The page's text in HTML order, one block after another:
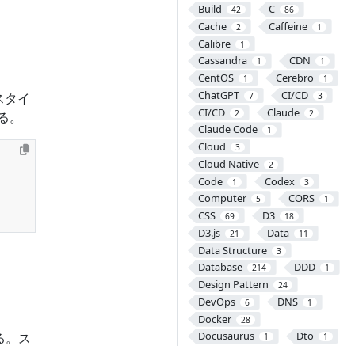
Build 42 C 86
Cache 2 Caffeine 1
Calibre 1
Cassandra 1 CDN 1
CentOS 1 Cerebro 1
ChatGPT 7 CI/CD 3
CI/CD 2 Claude 2
Claude Code 1
Cloud 3
Cloud Native 2
Code 1 Codex 3
Computer 5 CORS 1
CSS 69 D3 18
D3.js 21 Data 11
Data Structure 3
Database 214 DDD 1
Design Pattern 24
DevOps 6 DNS 1
Docker 28
Docusaurus 1 Dto 1
イ
。ス